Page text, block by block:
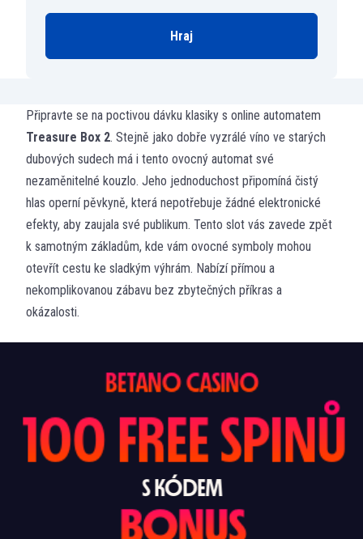
Hraj
Připravte se na poctivou dávku klasiky s online automatem
Treasure Box 2. Stejně jako dobře vyzrálé víno ve starých
dubových sudech má i tento ovocný automat své
nezaměnitelné kouzlo. Jeho jednoduchost připomíná čistý
hlas operní pěvkyně, která nepotřebuje žádné elektronické
efekty, aby zaujala své publikum. Tento slot vás zavede zpět
k samotným základům, kde vám ovocné symboly mohou
otevřít cestu ke sladkým výhrám. Nabízí přímou a
nekomplikovanou zábavu bez zbytečných příkras a
okázalosti.